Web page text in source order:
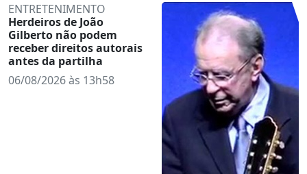
ENTRETENIMENTO
Herdeiros de João
Gilberto não podem
receber direitos autorais
antes da partilha
06/08/2026 às 13h58